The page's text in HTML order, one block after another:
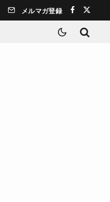
メルマガ登録